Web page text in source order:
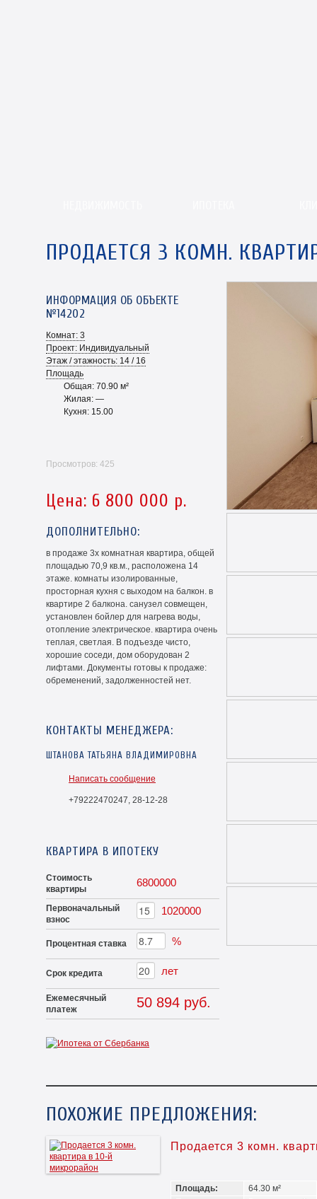
ПРОДАЕТСЯ 3 КОМН.
ИНФОРМАЦИЯ ОБ ОБЪЕКТЕ
№14202
Комнат: 3
Проект: Индивидуальный
Этаж / этажность: 14 / 16
Площадь
Общая: 70.90 м²
Жилая: —
Кухня: 15.00
Просмотров: 425
Цена: 6 800 000 р.
ДОПОЛНИТЕЛЬНО:
в продаже 3х комнатная квартира, общей
площадью 70,9 кв.м., расположена 14
этаже. комнаты изолированные,
просторная кухня с выходом на балкон. в
квартире 2 балкона. санузел совмещен,
установлен бойлер для нагрева воды,
отопление электрическое. квартира очень
теплая, светлая. В подъезде чисто,
хорошие соседи, дом оборудован 2
лифтами. Документы готовы к продаже:
обременений, задолженностей нет.
КОНТАКТЫ МЕНЕДЖЕРА:
ШТАНОВА ТАТЬЯНА ВЛАДИМИРОВНА
Написать сообщение
+79222470247, 28-12-28
КВАРТИРА В ИПОТЕКУ
Стоимость
квартиры
6800000
Первоначальный
взнос
1020000
Процентная ставка %
Срок кредита лет
Ежемесячный
платеж
50 894 руб.
ПОХОЖИЕ ПРЕДЛОЖЕНИЯ:
Продается 3 комн.
Площадь:
64.30 м²